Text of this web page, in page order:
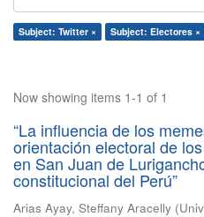
Subject: Twitter × Subject: Electores ×
Now showing items 1-1 of 1
“La influencia de los
orientación electoral de
en San Juan de
constitucional del Perú”
Arias Ayay, Steffany Aracelly (